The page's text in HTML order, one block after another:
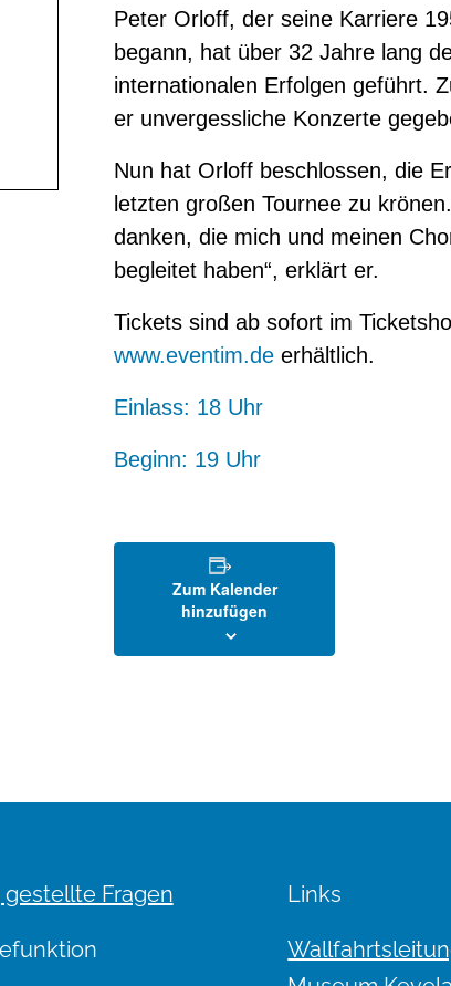
Peter Orloff, der seine Karriere
begann, hat über 32 Jahre lang
internationalen Erfolgen geführt.
er unvergessliche Konzerte
Nun hat Orloff beschlossen, die
letzten großen Tournee zu
danken, die mich und meinen
begleitet haben“, erklärt er.
Tickets sind ab sofort im
www.eventim.de erhältlich.
Einlass: 18 Uhr
Beginn: 19 Uhr
Zum Kalender
hinzufügen
gestellte Fragen Links